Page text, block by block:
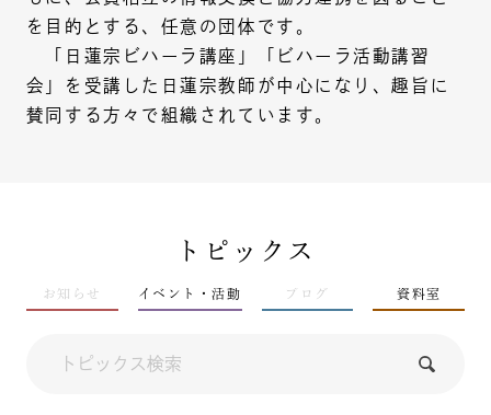
を目的とする、任意の団体です。
「日蓮宗ビハーラ講座」「ビハーラ活動講習
会」を受講した日蓮宗教師が中心になり、趣旨に
賛同する方々で組織されています。
トピックス
お知らせ イベント・活動 ブログ 資料室